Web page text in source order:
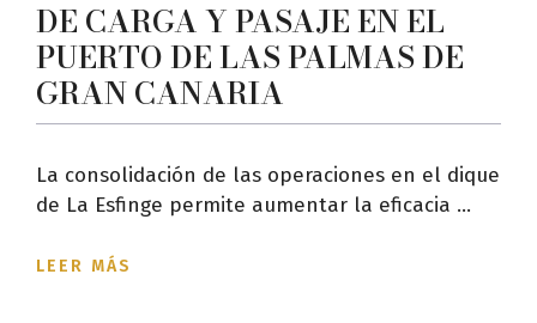
DE CARGA Y PASAJE EN EL
PUERTO DE LAS PALMAS DE
GRAN CANARIA
La consolidación de las operaciones en el dique
de La Esfinge permite aumentar la eficacia ...
LEER MÁS